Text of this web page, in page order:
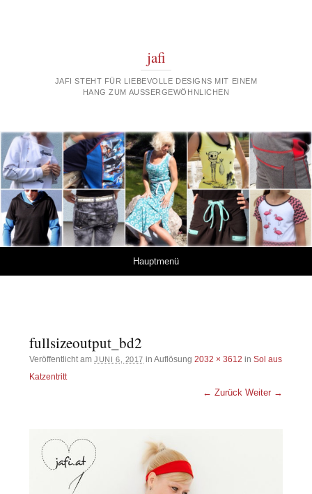
jafi
JAFI STEHT FÜR LIEBEVOLLE DESIGNS MIT EINEM
HANG ZUM AUSSERGEWÖHNLICHEN
Hauptmenü
fullsizeoutput_bd2
Veröffentlicht amJUNI 6, 2017 in Auflösung 2032 × 3612 in Sol aus
Katzentritt
← Zurück Weiter →